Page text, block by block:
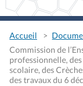
Accueil
Commission de
professionnelle,
scolaire, des
des travaux du 6